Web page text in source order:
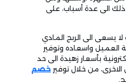
ذلك الى عدة أسباب، على
يسعى الى الربح المادي
العميل واسعاده وتوفير
بأسعار زهيدة الى حد
الاخرى، من خلال توفير خصم